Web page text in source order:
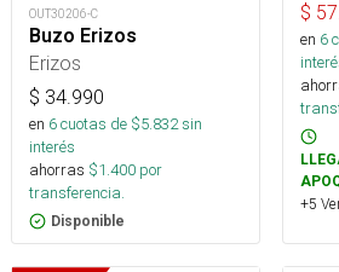
OUT30206-C
Buzo Erizos
Erizos
$ 34.990
en 6cuotas de $5.832sin
interés
ahorras $1.400 por
transferencia.
Disponible
$
en 6
+5